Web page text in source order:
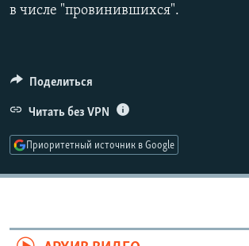
Все сайты РСЕ/РС
в числе "провинившихся".
Поделиться
Читать без VPN
Приоритетный источник в Google